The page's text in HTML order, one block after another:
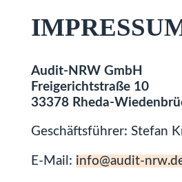
Audit-NRW GmbH
Freigerichtstraße 10
33378 Rheda-
Geschäftsführer: Stefan
E-Mail: info@audit-